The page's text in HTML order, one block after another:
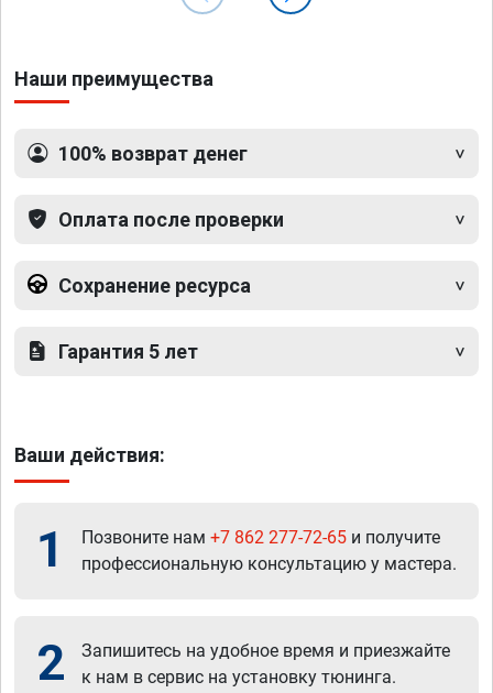
Наши преимущества
100% возврат денег
Оплата после проверки
Сохранение ресурса
Гарантия 5 лет
Ваши действия:
1 Позвоните нам +7 862 277-72-65 и получите
профессиональную консультацию у мастера.
2
Запишитесь на удобное время и приезжайте
к нам в сервис на установку тюнинга.